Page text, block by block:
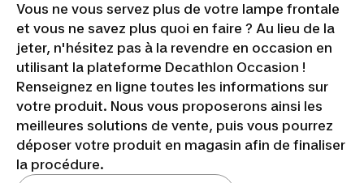
Vous ne vous servez plus de votre lampe frontale
et vous ne savez plus quoi en faire ? Au lieu de la
jeter, n'hésitez pas à la revendre en occasion en
utilisant la plateforme Decathlon Occasion !
Renseignez en ligne toutes les informations sur
votre produit. Nous vous proposerons ainsi les
meilleures solutions de vente, puis vous pourrez
déposer votre produit en magasin afin de finaliser
la procédure.